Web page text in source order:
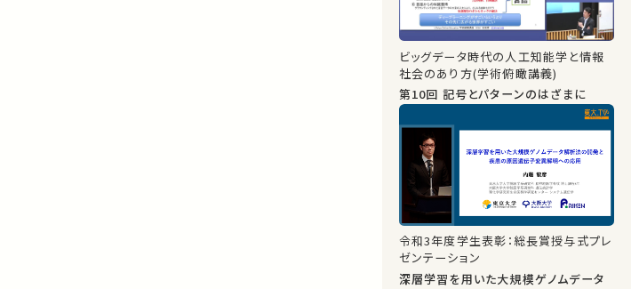
ビッグデータ時代の人工知能学と情報
社会のあり方(学術俯瞰講義)
第10回 記号とパターンのはざまに
令和3年度学生表彰：総長賞授与式プレ
ゼンテーション
深層学習を用いた大規模ゲノムデータ